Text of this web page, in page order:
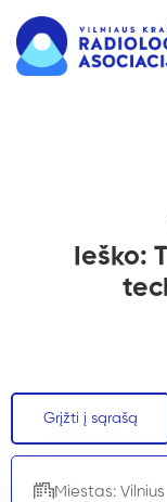
Ieško:
Grįžti į sąrašą
Miestas: Vilnius